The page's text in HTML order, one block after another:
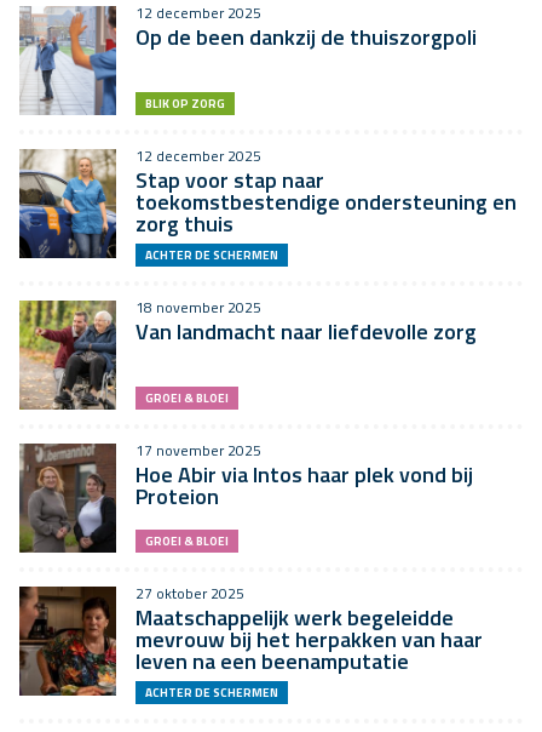
12 december 2025
Op de been dankzij de thuiszorgpoli
BLIK OP ZORG
12 december 2025
Stap voor stap naar
toekomstbestendige ondersteuning en
zorg thuis
ACHTER DE SCHERMEN
18 november 2025
Van landmacht naar liefdevolle zorg
GROEI & BLOEI
17 november 2025
Hoe Abir via Intos haar plek vond bij
Proteion
GROEI & BLOEI
27 oktober 2025
Maatschappelijk werk begeleidde
mevrouw bij het herpakken van haar
leven na een beenamputatie
ACHTER DE SCHERMEN